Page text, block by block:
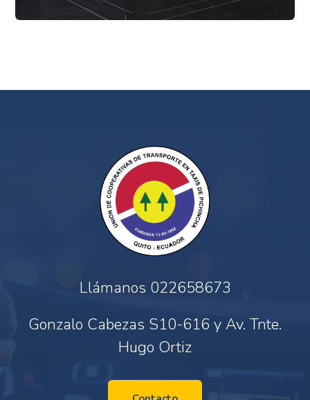
Llámanos 022658673
Gonzalo Cabezas S10-616 y Av. Tnte.
Hugo Ortiz